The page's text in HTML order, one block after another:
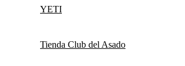
YETI
Tienda Club del Asado